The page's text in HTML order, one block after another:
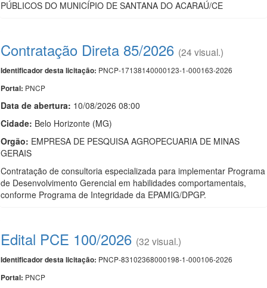
PÚBLICOS DO MUNICÍPIO DE SANTANA DO ACARAÚ/CE
Contratação Direta 85/2026 (24 visual.)
Identificador desta licitação: PNCP-17138140000123-1-000163-2026
Portal: PNCP
Data de abertura: 10/08/2026 08:00
Cidade: Belo Horizonte (MG)
Orgão: EMPRESA DE PESQUISA AGROPECUARIA DE MINAS
GERAIS
Contratação de consultoria especializada para implementar Programa
de Desenvolvimento Gerencial em habilidades comportamentais,
conforme Programa de Integridade da EPAMIG/DPGP.
Edital PCE 100/2026 (32 visual.)
Identificador desta licitação: PNCP-83102368000198-1-000106-2026
Portal: PNCP